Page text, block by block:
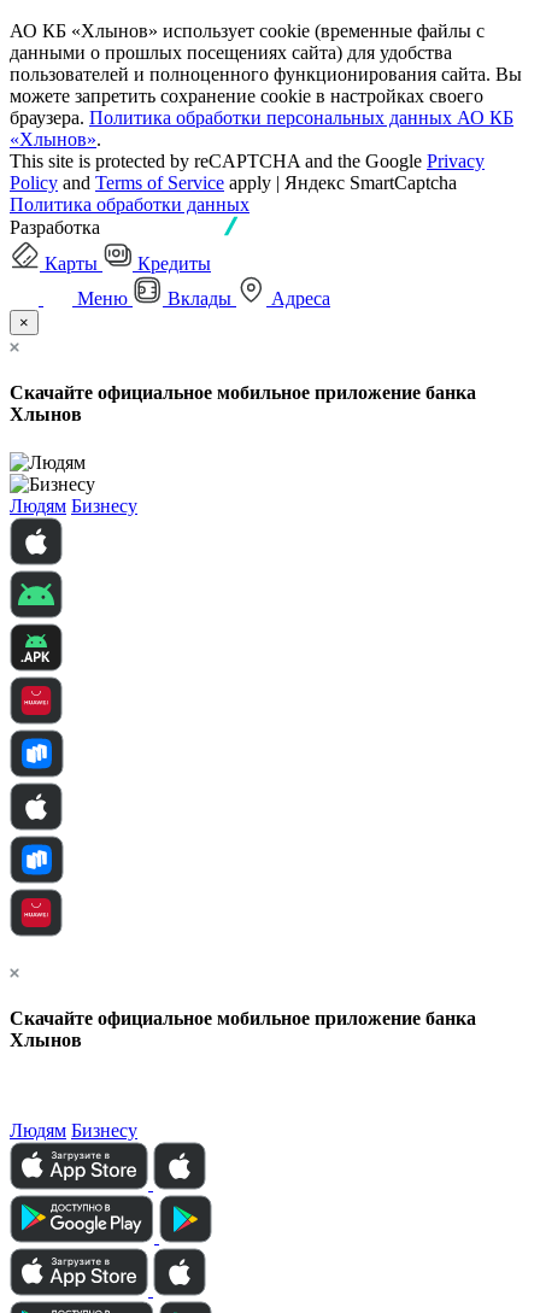
АО КБ «Хлынов» использует cookie (временные файлы с
данными о прошлых посещениях сайта) для удобства
пользователей и полноценного функционирования сайта. Вы
можете запретить сохранение cookie в настройках своего
браузера. Политика обработки персональных данных АО КБ
«Хлынов».
This site is protected by reCAPTCHA and the Google Privacy
Policy and Terms of Service apply | Яндекс SmartCaptcha
Политика обработки данных
Разработка
Карты
Кредиты
Меню
Вклады Адреса
×
Скачайте официальное мобильное приложение банка
Хлынов
Людям Бизнесу
Скачайте официальное мобильное приложение банка
Хлынов
Людям Бизнесу